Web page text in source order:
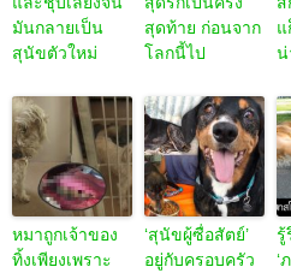
มันกลายเป็น
สุนัขตัวใหม่
สุดท้าย ก่อนจาก
โลกนี้ไป
แ
น่
หมาถูกเจ้าของ
ทิ้งเพียงเพราะ
‘สุนัขผู้ซื่อสัตย์’
อยู่กับครอบครัว
รู้
‘